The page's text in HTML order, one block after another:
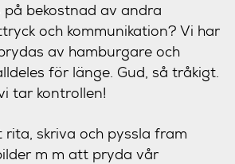
bekostnad av andra
och kommunikation? Vi har
av hamburgare och
för länge. Gud, så tråkigt.
tar kontrollen!
skriva och pyssla fram
m m att pryda vår